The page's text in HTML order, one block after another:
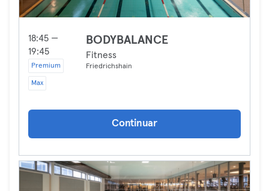
18:45 —
19:45
Premium
Max
BODYBALANCE
Fitness
Friedrichshain
Continuar